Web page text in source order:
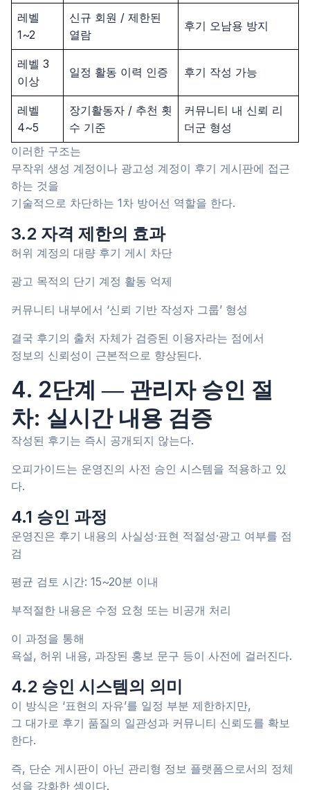
레벨
1~2
신규 회원 / 제한된
열람
후기 오남용 방지
레벨 3
이상
일정 활동 이력 인증 후기 작성 가능
레벨
4~5
장기활동자 / 추천 횟
수 기준
커뮤니티 내 신뢰 리
더군 형성
이러한 구조는
무작위 생성 계정이나 광고성 계정이 후기 게시판에 접근
하는 것을
기술적으로 차단하는 1차 방어선 역할을 한다.
3.2 자격 제한의 효과
허위 계정의 대량 후기 게시 차단
광고 목적의 단기 계정 활동 억제
커뮤니티 내부에서 ‘신뢰 기반 작성자 그룹’ 형성
결국 후기의 출처 자체가 검증된 이용자라는 점에서
정보의 신뢰성이 근본적으로 향상된다.
4. 2단계 ― 관리자 승인 절
차: 실시간 내용 검증
작성된 후기는 즉시 공개되지 않는다.
오피가이드는 운영진의 사전 승인 시스템을 적용하고 있
다.
4.1 승인 과정
운영진은 후기 내용의 사실성·표현 적절성·광고 여부를 점
검
평균 검토 시간: 15~20분 이내
부적절한 내용은 수정 요청 또는 비공개 처리
이 과정을 통해
욕설, 허위 내용, 과장된 홍보 문구 등이 사전에 걸러진다.
4.2 승인 시스템의 의미
이 방식은 ‘표현의 자유’를 일정 부분 제한하지만,
그 대가로 후기 품질의 일관성과 커뮤니티 신뢰도를 확보
한다.
즉, 단순 게시판이 아닌 관리형 정보 플랫폼으로서의 정체
성을 강화한 셈이다.